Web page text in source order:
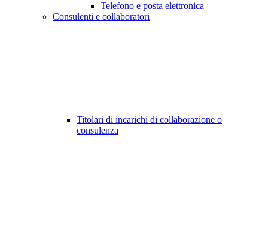
Telefono e posta elettronica
Consulenti e collaboratori
Titolari di incarichi di collaborazione o
consulenza